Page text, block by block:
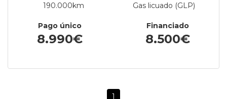
190.000km
Gas licuado (GLP)
Pago único
8.990€
Financiado
8.500€
1